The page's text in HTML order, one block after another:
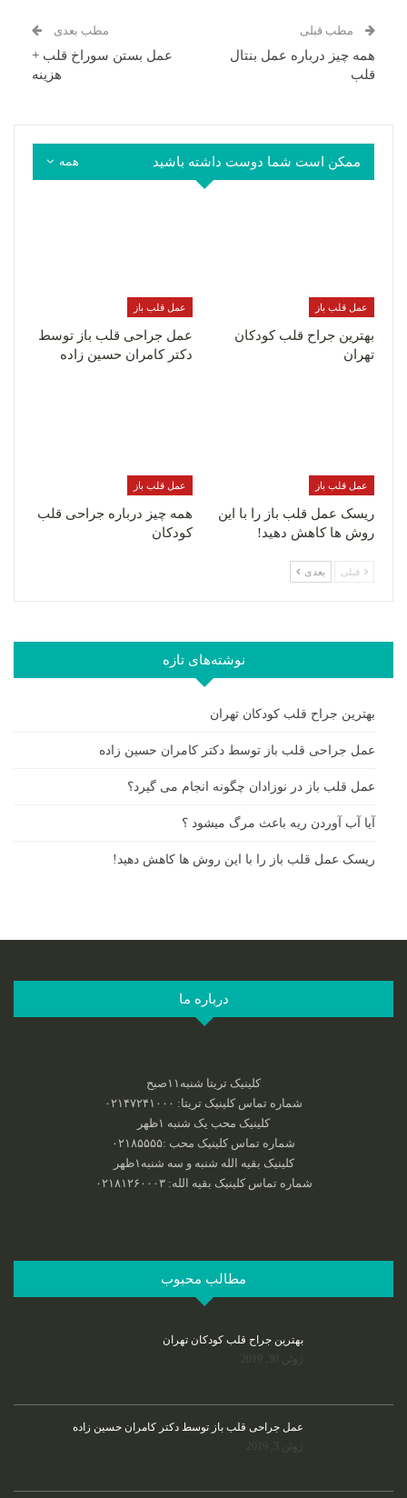
مطب قبلی
همه چیز درباره عمل بنتال
قلب
مطب بعدی
عمل بستن سوراخ قلب +
هزینه
همه ممکن است شما دوست داشته باشید
عمل قلب باز
بهترین جراح قلب کودکان
تهران
عمل قلب باز
عمل جراحی قلب باز توسط
دکتر کامران حسین زاده
عمل قلب باز
ریسک عمل قلب باز را با این
روش ها کاهش دهید!
عمل قلب باز
همه چیز درباره جراحی قلب
کودکان
قبلی بعدی
نوشته‌های تازه
بهترین جراح قلب کودکان تهران
عمل جراحی قلب باز توسط دکتر کامران حسین زاده
عمل قلب باز در نوزادان چگونه انجام می گیرد؟
آیا آب آوردن ریه باعث مرگ میشود ؟
ریسک عمل قلب باز را با این روش ها کاهش دهید!
درباره ما
کلینیک تریتا شنبه۱۱صبح
شماره تماس کلینیک تریتا: ۰۲۱۴۷۲۴۱۰۰۰
کلینیک محب یک شنبه ۱ظهر
شماره تماس کلینیک محب :‌۰۲۱۸۵۵۵۵
کلینیک بقیه الله شنبه و سه شنبه۱ظهر
شماره تماس کلینیک بقیه الله: ۰۲۱۸۱۲۶۰۰۰۳
مطالب محبوب
بهترین جراح قلب کودکان تهران
عمل جراحی قلب باز توسط دکتر کامران حسین زاده